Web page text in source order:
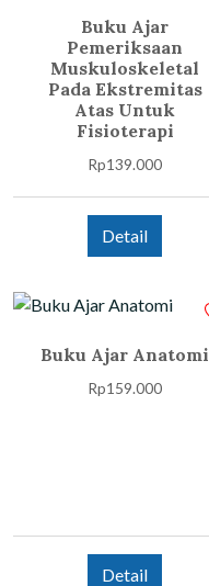
Buku Ajar
Pemeriksaan
Muskuloskeletal
Pada Ekstremitas
Atas Untuk
Fisioterapi
Rp139.000
Detail
Buku Ajar Anatomi
Rp159.000
Detail